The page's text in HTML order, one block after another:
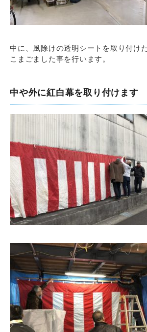
中に、風除けの透明シートを取り付け
こまごました事を行います。
中や外に紅白幕を取り付けます